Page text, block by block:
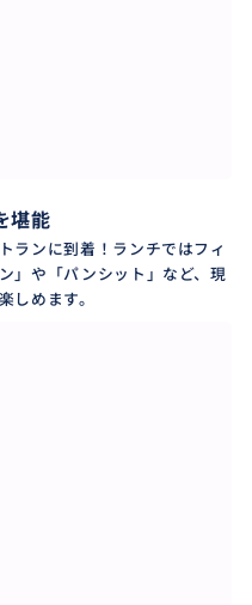
堪能
ランに到着！ランチではフィ
」や「パンシット」など、現
しめます。